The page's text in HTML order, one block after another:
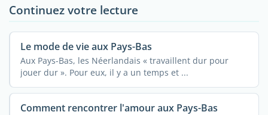
Continuez votre lecture
Le mode de vie aux Pays-Bas
Aux Pays-Bas, les Néerlandais « travaillent dur pour
jouer dur ». Pour eux, il y a un temps et ...
Comment rencontrer l'amour aux Pays-Bas